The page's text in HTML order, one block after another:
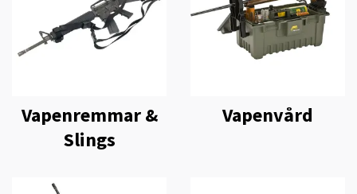
Vapenremmar &
Slings
Vapenvård